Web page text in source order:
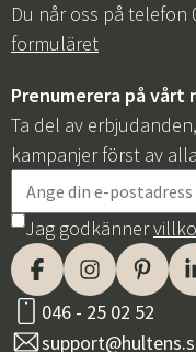
Du når oss på telefon
formuläret
Prenumerera på vårt
Ta del av
kampanjer först av
Jag godkänner
046 - 25 02 52